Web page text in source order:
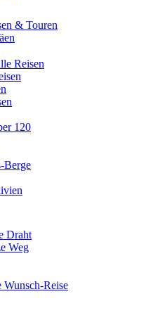
& Touren
Reisen
120
Berge
Draht
Weg
Reise